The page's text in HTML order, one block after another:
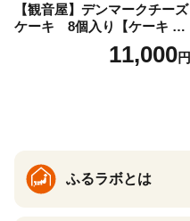
【観音屋】デンマークチーズ
ケーキ 8個入り【ケーキ チ
ーズケーキ 人気スイーツ お
すすめスイーツ 神戸スイー
11,000円
ふるラボとは